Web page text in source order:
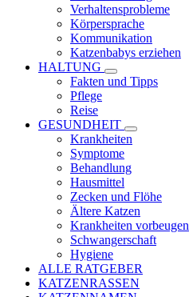
Verhaltensprobleme
Körpersprache
Kommunikation
Katzenbabys erziehen
HALTUNG
Fakten und Tipps
Pflege
Reise
GESUNDHEIT
Krankheiten
Symptome
Behandlung
Hausmittel
Zecken und Flöhe
Ältere Katzen
Krankheiten vorbeugen
Schwangerschaft
Hygiene
ALLE RATGEBER
KATZENRASSEN